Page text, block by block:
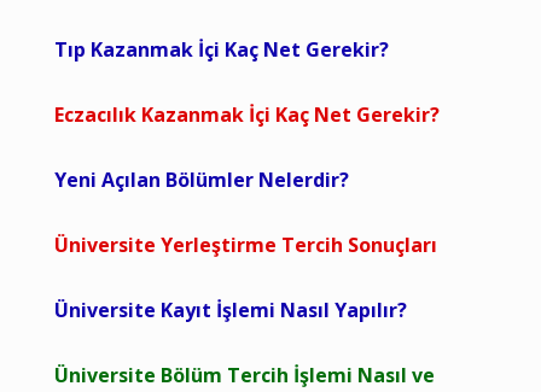
Tıp Kazanmak İçi Kaç Net Gerekir?
Eczacılık Kazanmak İçi Kaç Net Gerekir?
Yeni Açılan Bölümler Nelerdir?
Üniversite Yerleştirme Tercih Sonuçları
Üniversite Kayıt İşlemi Nasıl Yapılır?
Üniversite Bölüm Tercih İşlemi Nasıl ve